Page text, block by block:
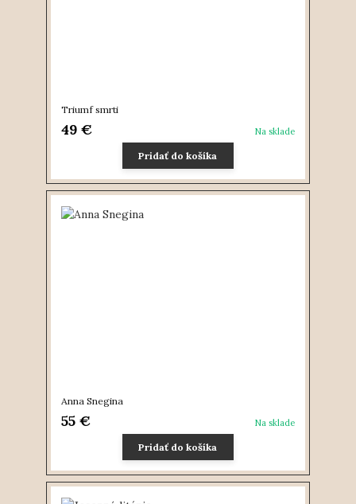
Triumf smrti
49 € Na sklade
Pridať do košíka
Anna Snegina
55 € Na sklade
Pridať do košíka